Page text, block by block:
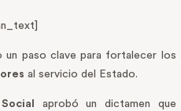
un paso clave para fortalecer los
al servicio del Estado.
aprobó un dictamen que